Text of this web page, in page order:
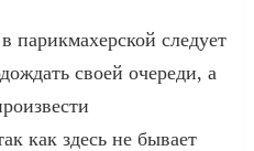
парикмахерской следует
своей очереди, а
как здесь не бывает